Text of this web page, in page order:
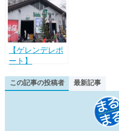
心者・ファミリ
ーに優しいゲレ
ンデ！
【ゲレンデレポ
ート】
ンタースポーツ
パークはやっぱ
この記事の投稿者 最新記事